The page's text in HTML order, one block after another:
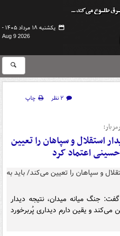
یکشنبه ۱۸ مرداد ۱۴۰۵ -
Aug 9 2026
۲ نظر
چاپ
استقلال و سپاهان را تعیین
اعتماد کرد
جنگ میانه میدان، نتیجه دیدار
و یقین دارم دیداری پُربرخورد